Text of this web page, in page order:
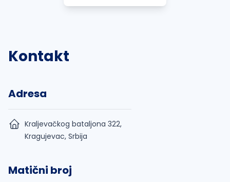
Kontakt
Adresa
Kraljevačkog bataljona 322,
Kragujevac, Srbija
Matični broj